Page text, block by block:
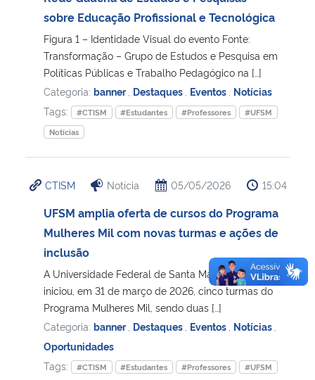
sobre Educação Profissional e Tecnológica
Figura 1 – Identidade Visual do evento Fonte:
Transformação – Grupo de Estudos e Pesquisa em
Políticas Públicas e Trabalho Pedagógico na […]
Categoria: banner Destaques Eventos Notícias
Tags:
#CTISM #Estudantes #Professores
#UFSM
Notícias
CTISM Notícia 05/05/2026 15:04
UFSM amplia oferta de cursos do Programa
Mulheres Mil com novas turmas e ações de
inclusão
A Universidade Federal de Santa Maria (UFSM)
iniciou, em 31 de março de 2026, cinco turmas do
Programa Mulheres Mil, sendo duas […]
Categoria: banner Destaques Eventos Notícias
Oportunidades
Tags:
#CTISM #Estudantes #Professores
#UFSM